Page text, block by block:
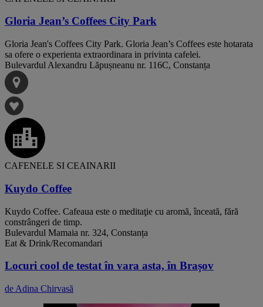
Gloria Jean’s Coffees City Park
Gloria Jean's Coffees City Park. Gloria Jean’s Coffees este hotarata
sa ofere o experienta extraordinara in privinta cafelei.
Bulevardul Alexandru Lăpușneanu nr. 116C, Constanța
CAFENELE SI CEAINARII
Kuydo Coffee
Kuydo Coffee. Cafeaua este o meditaţie cu aromă, înceată, fără
constrângeri de timp.
Bulevardul Mamaia nr. 324, Constanța
Eat & Drink/Recomandari
Locuri cool de testat în vara asta, în Brașov
de Adina Chirvasă